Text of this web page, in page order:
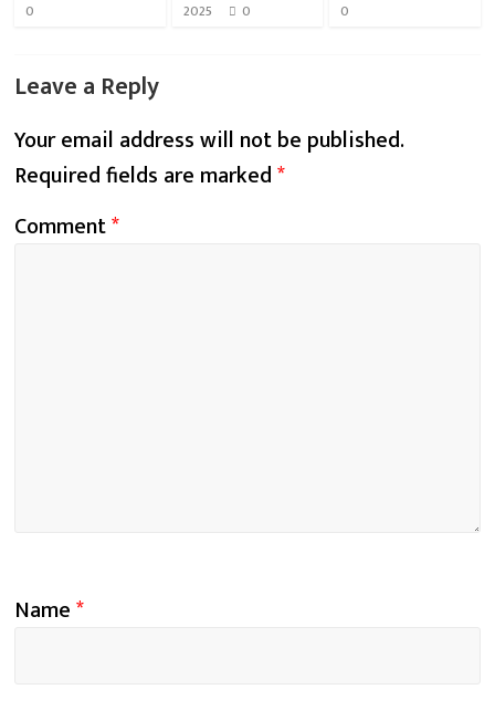
0 2025 0 0
Leave a Reply
Your email address will not be published.
Required fields are marked*
Comment*
Name*